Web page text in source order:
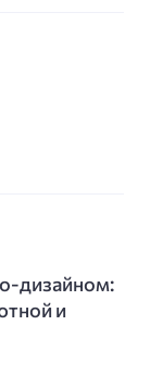
дизайном:
и